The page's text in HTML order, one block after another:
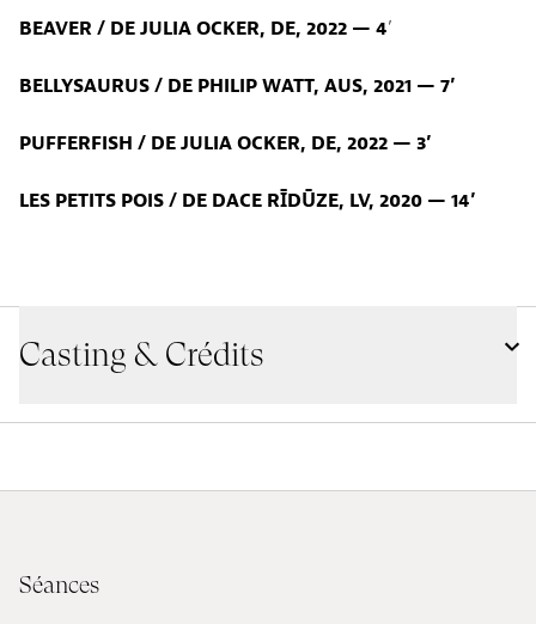
BEAVER / DE JULIA OCKER, DE, 2022 — 4’
BELLYSAURUS / DE PHILIP WATT, AUS, 2021 — 7’
PUFFERFISH / DE JULIA OCKER, DE, 2022 — 3’
LES PETITS POIS / DE DACE RĪDŪZE, LV, 2020 — 14’
Casting & Crédits
Séances